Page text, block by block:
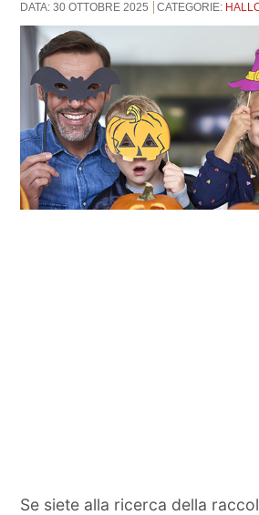
DATA: 30 OTTOBRE 2025 CATEGORIE:
Se siete alla ricerca della